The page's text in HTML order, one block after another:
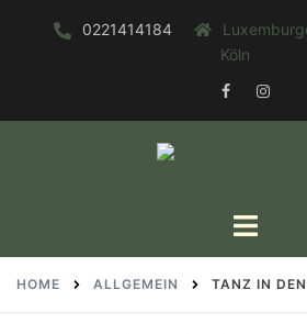
0221414184
Köln
FACEBOOK
Toggle
HOME ALLGEMEIN TANZ IN